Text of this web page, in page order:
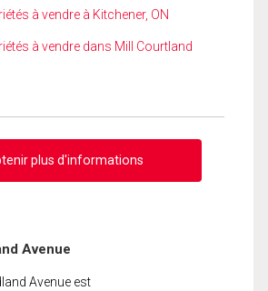
à vendre à Kitchener, ON
à vendre dans Mill Courtland
plus d'informations
Avenue
Avenue est